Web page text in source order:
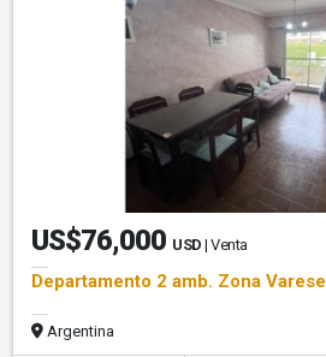
US$76,000 USD | Venta
Departamento 2 amb. Zona Varese
Argentina